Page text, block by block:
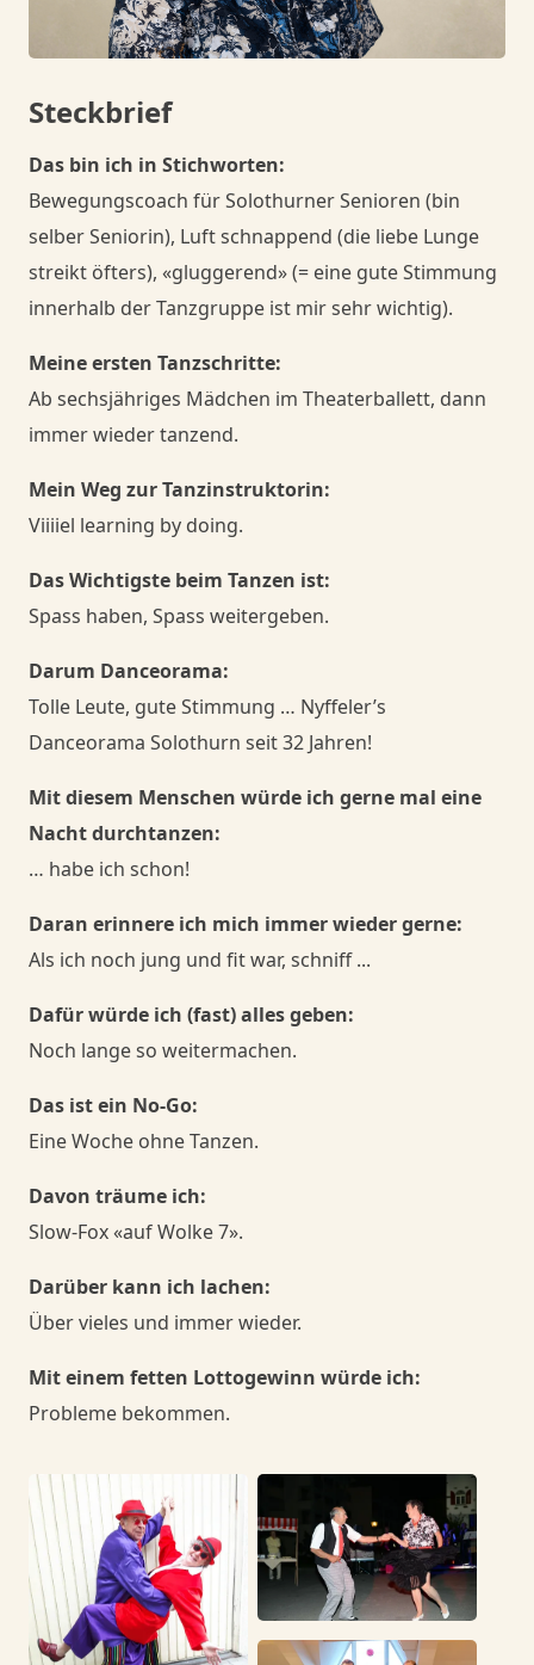
Steckbrief
Das bin ich in Stichworten:
Bewegungscoach für Solothurner Senioren (bin
selber Seniorin), Luft schnappend (die liebe Lunge
streikt öfters), «gluggerend» (= eine gute Stimmung
innerhalb der Tanzgruppe ist mir sehr wichtig).
Meine ersten Tanzschritte:
Ab sechsjähriges Mädchen im Theaterballett, dann
immer wieder tanzend.
Mein Weg zur Tanzinstruktorin:
Viiiiel learning by doing.
Das Wichtigste beim Tanzen ist:
Spass haben, Spass weitergeben.
Darum Danceorama:
Tolle Leute, gute Stimmung … Nyffeler’s
Danceorama Solothurn seit 32 Jahren!
Mit diesem Menschen würde ich gerne mal eine
Nacht durchtanzen:
… habe ich schon!
Daran erinnere ich mich immer wieder gerne:
Als ich noch jung und fit war, schniff ...
Dafür würde ich (fast) alles geben:
Noch lange so weitermachen.
Das ist ein No-Go:
Eine Woche ohne Tanzen.
Davon träume ich:
Slow-Fox «auf Wolke 7».
Darüber kann ich lachen:
Über vieles und immer wieder.
Mit einem fetten Lottogewinn würde ich:
Probleme bekommen.
Danceorama Bern
Danceorama Bern